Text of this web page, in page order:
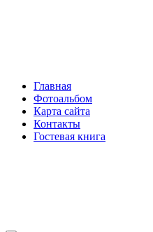
Главная
Фотоальбом
Карта сайта
Контакты
Гостевая книга